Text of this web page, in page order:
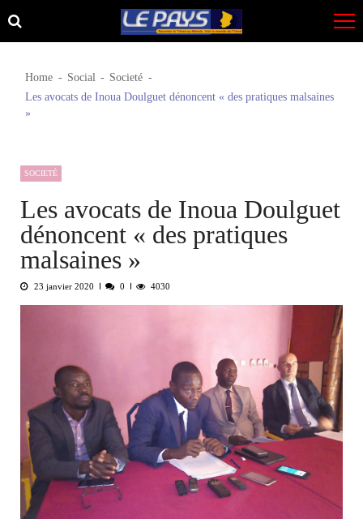
Skip
to
Skip
to
Home Social
Societé
Les avocats de Inoua Doulguet dénoncent « des pratiques malsaines
»
SOCIETÉ
Les avocats de Inoua Doulguet
dénoncent « des pratiques
malsaines »
23 janvier 2020 0 4030